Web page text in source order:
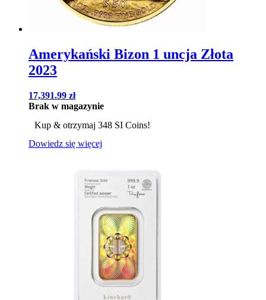
Amerykański Bizon 1 uncja Złota
2023
17,391.99 zł
Brak w magazynie
Kup & otrzymaj 348 SI Coins!
Dowiedz się więcej